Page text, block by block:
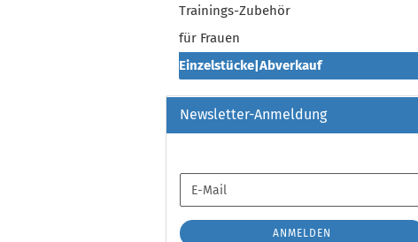
Trainings-Zubehör
für Frauen
Einzelstücke|Abverkauf
Newsletter-Anmeldung
ZUR
ANMELDUNG
E-
Mail
ANMELDEN